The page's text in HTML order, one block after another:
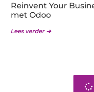
Reinvent Your
met Odoo
Lees verder ➜